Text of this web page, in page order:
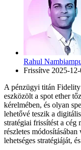
Rahul
Frissítve 2025-
A pénzügyi titán
eszközölt a spot ether
kérelmében, és olyan
lehetővé teszik a
stratégiai frissítést a cég
részletes
lehetséges stratégiáját,